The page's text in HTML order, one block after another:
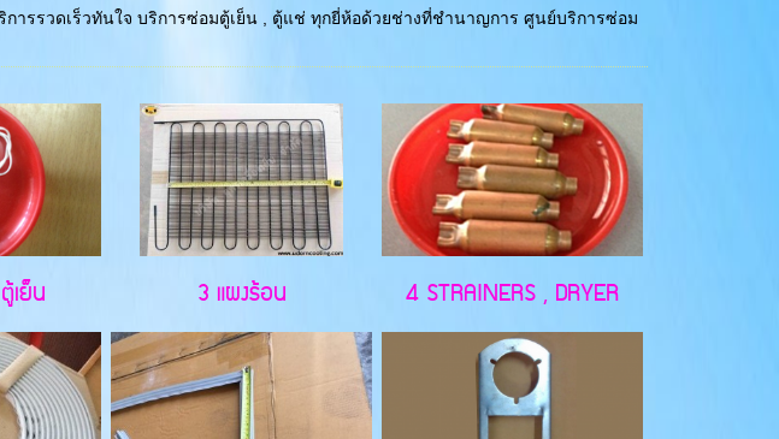
ารรวดเร็วทันใจ บริการซ่อมตู้เย็น , ตู้แช่ ทุกยี่ห้อด้วยช่างที่ชำนาญการ ศูนย์บริการซ่อม
เย็น 3 แผงร้อน 4 STRAINERS , DRYER